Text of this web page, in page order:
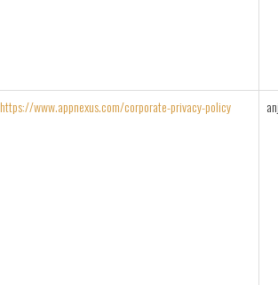
https://www.appnexus.com/corporate-privacy-policy